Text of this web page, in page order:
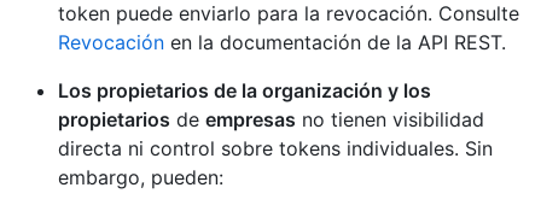
token puede enviarlo para la revocación. Consulte
Revocación en la documentación de la API REST.
Los propietarios de la organización y los
propietarios de empresas no tienen visibilidad
directa ni control sobre tokens individuales. Sin
embargo, pueden: